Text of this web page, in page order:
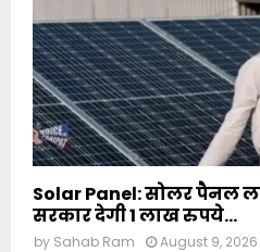
Solar Panel: सोलर पैनल
सरकार देगी 1 लाख रुपये...
by Sahab Ram August 9, 2026